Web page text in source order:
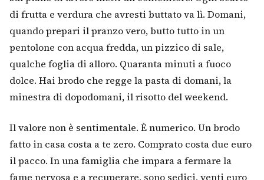
di frutta e verdura che avresti buttato va lì. Domani,
quando prepari il pranzo vero, butto tutto in un
pentolone con acqua fredda, un pizzico di sale,
qualche foglia di alloro. Quaranta minuti a fuoco
dolce. Hai brodo che regge la pasta di domani, la
minestra di dopodomani, il risotto del weekend.
Il valore non è sentimentale. È numerico. Un brodo
fatto in casa costa a te zero. Comprato costa due euro
il pacco. In una famiglia che impara a fermare la
fame nervosa e a recuperare, sono sedici, venti euro